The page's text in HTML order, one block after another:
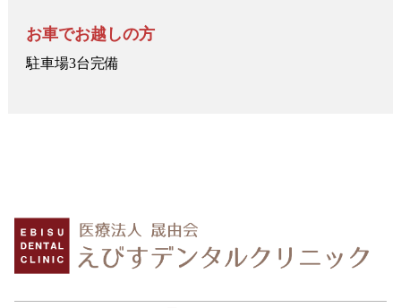
お車でお越しの方
駐車場3台完備